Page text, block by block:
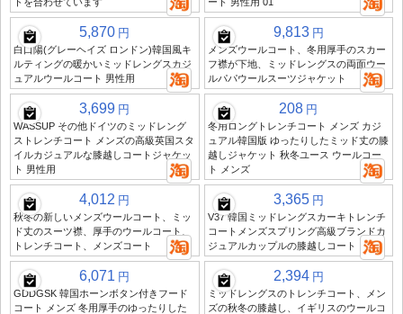
5,870 円
白口陽(グレーヘイズ ロンドン)韓国風キ
ルティングの暖かいミッドレングスカジ
ュアルウールコート 男性用
9,813 円
メンズウールコート、冬用厚手のスカー
フ襟が下地、ミッドレングスの両面ウー
ルパパウールスーツジャケット
3,699 円
WASSUP その他ドイツのミッドレング
ストレンチコート メンズの高級英国スタ
イルカジュアルな膝越しコートジャケッ
ト 男性用
208 円
冬用ロングトレンチコート メンズ カジ
ュアル韓国版 ゆったりしたミッド丈の膝
越しジャケット 秋冬ユース ウールコー
ト メンズ
4,012 円
秋冬の新しいメンズウールコート、ミッ
ド丈のスーツ襟、厚手のウールコート、
トレンチコート、メンズコート
3,365 円
V37 韓国ミッドレングスカーキトレンチ
コートメンズスプリング高級ブランドカ
ジュアルカップルの膝越しコート
6,071 円
GDDGSK 韓国ホーンボタン付きフード
コート メンズ 冬用厚手のゆったりした
2,394 円
ミッドレングスのトレンチコート、メン
ズの秋冬の膝越し、イギリスのウールコ